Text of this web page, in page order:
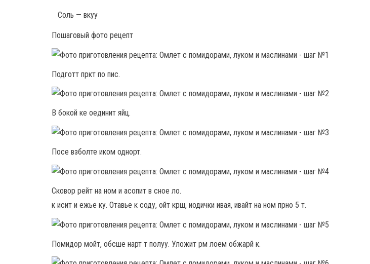
Соль — вкуу
Пошаговый фото рецепт
Подготт пркт по пис.
В бокой ке оединит яйц.
Посе взболте иком однорт.
Сковор рейт на ном и асопит в сное ло.
к исит и ежье ку. Отавье к соду, ойт крш, иодички ивая, ивайт на ном прно 5 т.
Помидор мойт, обсше нарт т полуу. Уложит рм лоем обжарй к.